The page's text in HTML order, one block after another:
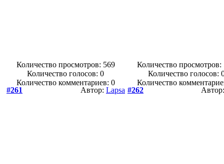
Количество просмотров: 569
Количество голосов:0
Количество комментариев: 0
Количество просмотров:
Количество голосов:
Количество
#261
Автор: Lapsa #262